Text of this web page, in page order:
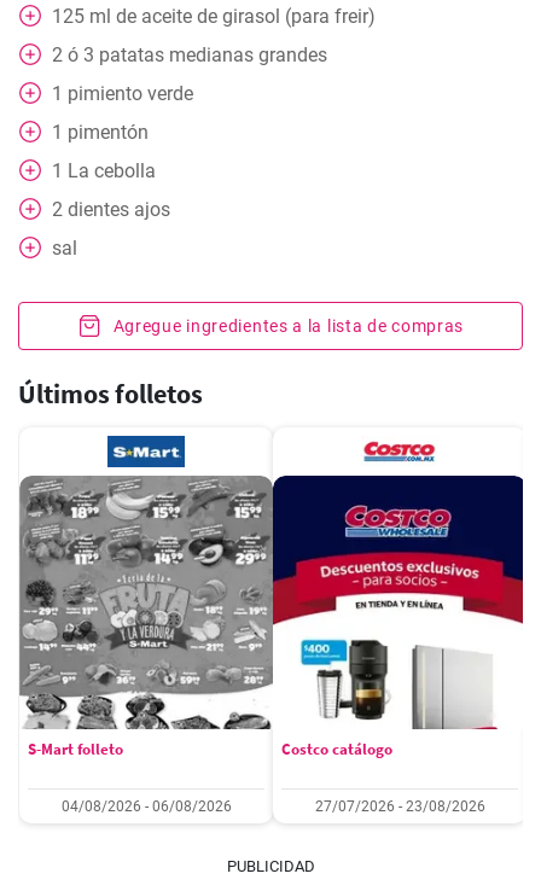
125 ml de aceite de girasol (para freir)
2 ó 3 patatas medianas grandes
1 pimiento verde
1 pimentón
1 La cebolla
2 dientes ajos
sal
Agregue ingredientes a la lista de compras
Últimos folletos
S-Mart folleto
04/08/2026 - 06/08/2026
Costco catálogo
27/07/2026 - 23/08/2026
PUBLICIDAD